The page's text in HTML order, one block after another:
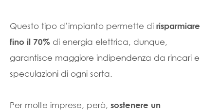
Questo tipo d’impianto permette di risparmiare
fino il 70% di energia elettrica, dunque,
garantisce maggiore indipendenza da rincari e
speculazioni di ogni sorta.
Per molte imprese, però, sostenere un